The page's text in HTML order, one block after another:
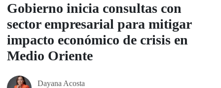
Gobierno inicia consultas con
sector empresarial para mitigar
impacto económico de crisis en
Medio Oriente
Dayana Acosta